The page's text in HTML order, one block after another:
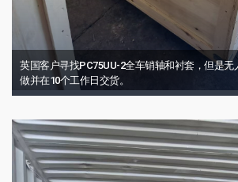
英国客户寻找PC75UU-2全车销轴和衬套，但是
做并在10个工作日交货。